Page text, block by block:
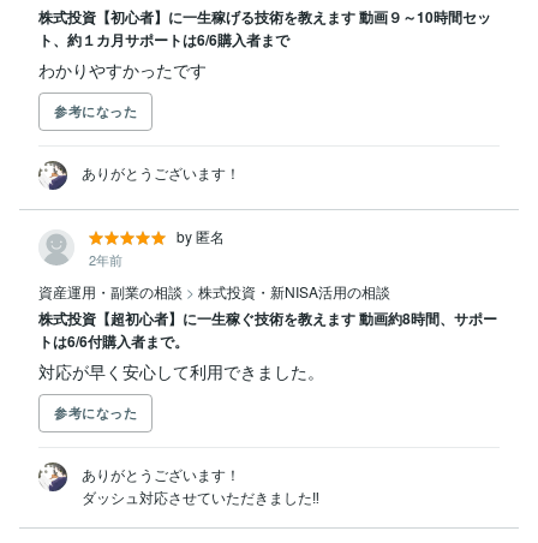
株式投資【初心者】に一生稼げる技術を教えます 動画９～10時間セッ
ト、約１カ月サポートは6/6購入者まで
わかりやすかったです
参考になった
ありがとうございます！
by 匿名
2年前
資産運用・副業の相談 > 株式投資・新NISA活用の相談
株式投資【超初心者】に一生稼ぐ技術を教えます 動画約8時間、サポー
トは6/6付購入者まで。
対応が早く安心して利用できました。
参考になった
ありがとうございます！
ダッシュ対応させていただきました‼️